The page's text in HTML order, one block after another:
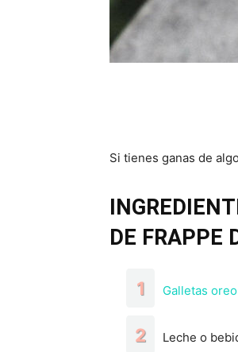
Si tienes ganas de
DE FRAPPE
Galletas oreo
Leche o